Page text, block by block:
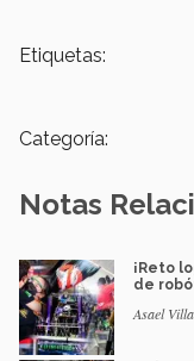
Etiquetas:
Categoría:
Notas
¡Reto
de
Asael